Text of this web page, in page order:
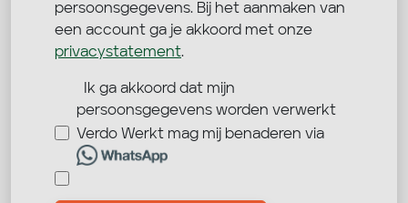
persoonsgegevens. Bij het aanmaken van
een account ga je akkoord met onze
privacystatement.
Ik ga akkoord dat mijn
persoonsgegevens worden verwerkt
Verdo Werkt mag mij benaderen via